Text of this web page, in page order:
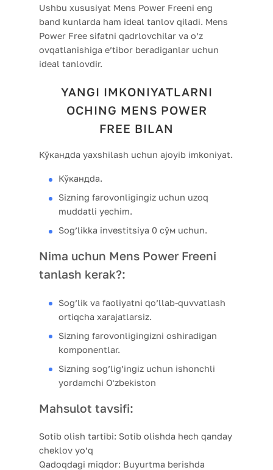
Ushbu xususiyat Mens Power Freeni eng
band kunlarda ham ideal tanlov qiladi. Mens
Power Free sifatni qadrlovchilar va o’z
ovqatlanishiga e’tibor beradiganlar uchun
ideal tanlovdir.
YANGI IMKONIYATLARNI
OCHING MENS POWER
FREE BILAN
Кўкандda yaxshilash uchun ajoyib imkoniyat.
Кўкандda.
Sizning farovonligingiz uchun uzoq
muddatli yechim.
Sog’likka investitsiya 0 сўм uchun.
Nima uchun Mens Power Freeni
tanlash kerak?:
Sog’lik va faoliyatni qo’llab-quvvatlash
ortiqcha xarajatlarsiz.
Sizning farovonligingizni oshiradigan
komponentlar.
Sizning sog’lig’ingiz uchun ishonchli
yordamchi Oʻzbekiston
Mahsulot tavsifi:
Sotib olish tartibi: Sotib olishda hech qanday
cheklov yo’q
Qadoqdagi miqdor: Buyurtma berishda